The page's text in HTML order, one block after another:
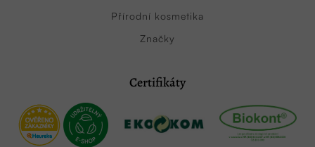
Přírodní kosmetika
Značky
Certifikáty